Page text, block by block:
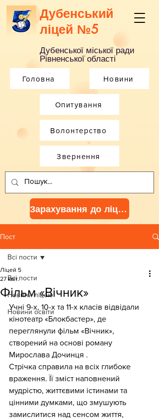
Дубенський
ліцей №5
Дубенської міської ради
Рівненської області
Головна Новини
Опитування
Зарахування до ліцею
Волонтерство
Звернення
Пост
Всі пости
Новини ліцею
Новини освіти
Всі пости
Фільм «Вічник»
Ліцей 5
27 квіт.
Учні 9-х, 10-х та 11-х класів відвідали
кінотеатр «Блокбастер», де
переглянули фільм «Вічник»,
створений на основі роману
Мирослава Дочинця .
Стрічка справила на всіх глибоке
враження. Її зміст наповнений
мудрістю, життєвими істинами та
цінними думками, що змушують
замислитися над сенсом життя,